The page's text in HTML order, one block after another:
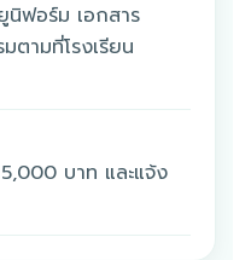
ฟอร์ม เอกสาร
ตามที่โรงเรียน
บาท และแจ้ง